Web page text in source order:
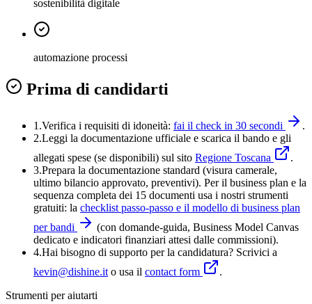
sostenibilità digitale
automazione processi
Prima di candidarti
1.Verifica i requisiti di idoneità: fai il check in 30 secondi
.
2.Leggi la documentazione ufficiale e scarica il bando e gli
allegati spese (se disponibili) sul sito Regione Toscana
.
3.Prepara la documentazione standard (visura camerale,
ultimo bilancio approvato, preventivi). Per il business plan e la
sequenza completa dei 15 documenti usa i nostri strumenti
gratuiti: la checklist passo-passo e il modello di business plan
per bandi
(con domande-guida, Business Model Canvas
dedicato e indicatori finanziari attesi dalle commissioni).
4.Hai bisogno di supporto per la candidatura? Scrivici a
kevin@dishine.it o usa il contact form
.
Strumenti per aiutarti